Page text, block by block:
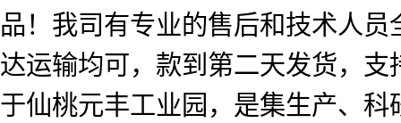
品！我司有专业的售后和技术人
达运输均可，款到第二天发货，
于仙桃元丰工业园，是集生产、